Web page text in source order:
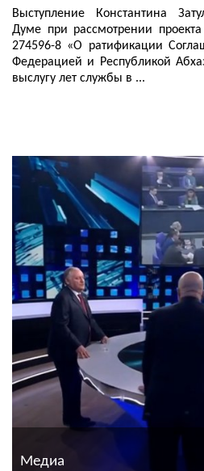
Выступление Константина
Думе при рассмотрении
274596-8 «О ратификации
Федерацией и Республикой
выслугу лет службы в ...
Медиа